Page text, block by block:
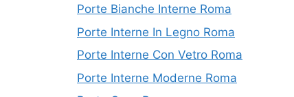
Porte Bianche Interne Roma
Porte Interne In Legno Roma
Porte Interne Con Vetro Roma
Porte Interne Moderne Roma